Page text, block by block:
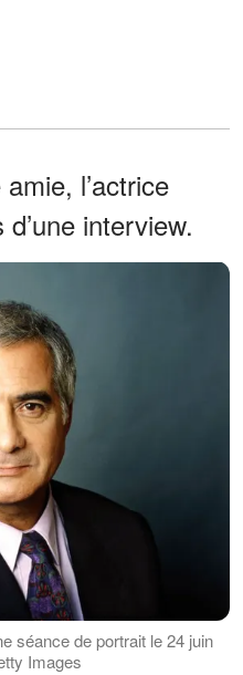
l’actrice
d’une interview.
séance de portrait le 24 juin
Images